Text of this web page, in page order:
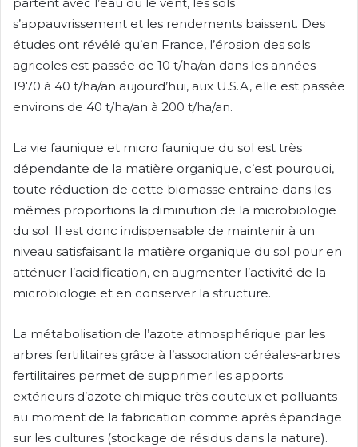
s’appauvrissement et les rendements baissent. Des
études ont révélé qu’en France, l’érosion des sols
agricoles est passée de 10 t/ha/an dans les années
1970 à 40 t/ha/an aujourd’hui, aux U.S.A, elle est passée
environs de 40 t/ha/an à 200 t/ha/an.
La vie faunique et micro faunique du sol est très
dépendante de la matière organique, c’est pourquoi,
toute réduction de cette biomasse entraine dans les
mêmes proportions la diminution de la microbiologie
du sol. Il est donc indispensable de maintenir à un
niveau satisfaisant la matière organique du sol pour en
atténuer l’acidification, en augmenter l’activité de la
microbiologie et en conserver la structure.
La métabolisation de l’azote atmosphérique par les
arbres fertilitaires grâce à l’association céréales-arbres
fertilitaires permet de supprimer les apports
extérieurs d’azote chimique très couteux et polluants
au moment de la fabrication comme après épandage
sur les cultures (stockage de résidus dans la nature).